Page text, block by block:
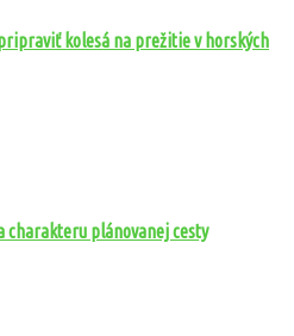
kolesá na prežitie v horských
charakteru plánovanej cesty